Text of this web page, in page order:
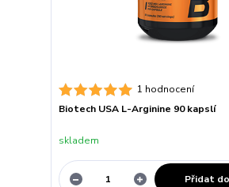
1 hodnocení
Biotech USA L-Arginine 90 kapslí
skladem
Přidat